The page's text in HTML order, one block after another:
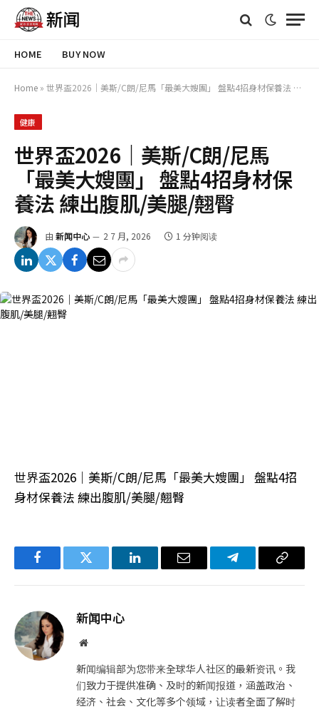
HOME BUY NOW
Home » 世界盃2026｜美斯/C朗/尼馬「最美大嫂團」 盤點4招身材保養法 練出腹肌/美腿/翹臀
健康
世界盃2026｜美斯/C朗/尼馬
「最美大嫂團」 盤點4招身材保
養法 練出腹肌/美腿/翹臀
由 新闻中心 2 7 月, 2026 1 分钟阅读
世界盃2026｜美斯/C朗/尼馬「最美大嫂團」 盤點4招
身材保養法 練出腹肌/美腿/翹臀
FacebookTwitter LinkedIn电
Telegram复
新闻中心
网
新闻编辑部为您带来全球华人社区的最新资讯。我
们致力于提供准确、及时的新闻报道，涵盖政治、
经济、社会、文化等多个领域，让读者全面了解时